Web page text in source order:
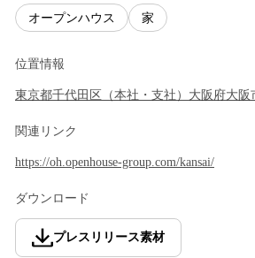
オープンハウス 家
位置情報
東京都千代田区 （本社・支社 ） 大阪府大阪
関連リンク
https://oh.openhouse-group.com/kansai/
ダウンロード
プレスリリース素材